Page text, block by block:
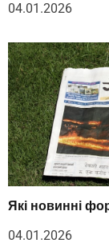
04.01.2026
Які новинні
04.01.2026